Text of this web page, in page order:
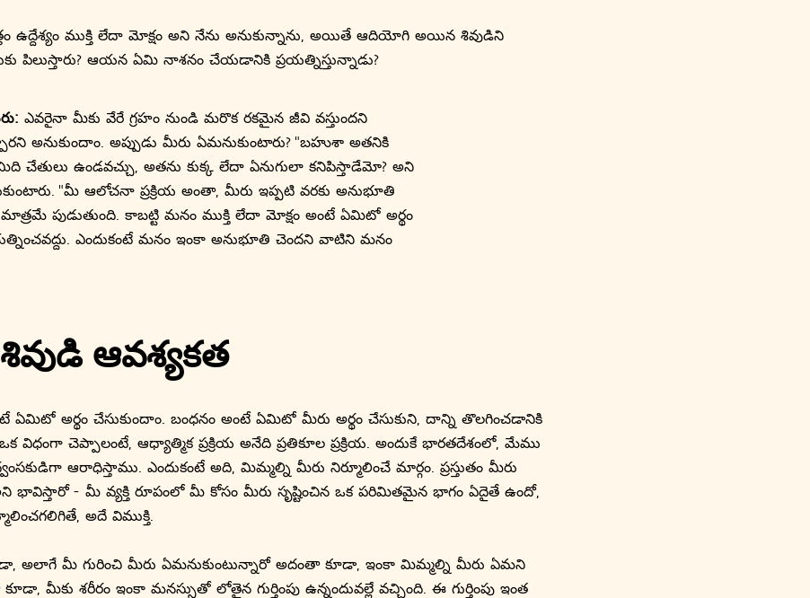
ముక్తి లేదా మోక్షం అని నేను అనుకున్నాను, అయితే ఆదియోగి అయిన శివుడిని
పిలుస్తారు? ఆయన ఏమి నాశనం చేయడానికి ప్రయత్నిస్తున్నాడు?
ఎవరైనా మీకు వేరే గ్రహం నుండి మరొక రకమైన జీవి వస్తుందని
అనుకుందాం. అప్పుడు మీరు ఏమనుకుంటారు? "బహుశా అతనికి
చేతులు ఉండవచ్చు, అతను కుక్క లేదా ఏనుగులా కనిపిస్తాడేమో? అని
"మీ ఆలోచనా ప్రక్రియ అంతా, మీరు ఇప్పటి వరకు అనుభూతి
పుడుతుంది. కాబట్టి మనం ముక్తి లేదా మోక్షం అంటే ఏమిటో అర్థం
ఎందుకంటే మనం ఇంకా అనుభూతి చెందని వాటిని మనం
ఆవశ్యకత
ఏమిటో అర్థం చేసుకుందాం. బంధనం అంటే ఏమిటో మీరు అర్థం చేసుకుని, దాన్ని తొలగించడానికి
ఒక విధంగా చెప్పాలంటే, ఆధ్యాత్మిక ప్రక్రియ అనేది ప్రతికూల ప్రక్రియ. అందుకే భారతదేశంలో, మేము
ఆరాధిస్తాము. ఎందుకంటే అది, మిమ్మల్ని మీరు నిర్మూలించే మార్గం. ప్రస్తుతం మీరు
భావిస్తారో - మీ వ్యక్తి రూపంలో మీ కోసం మీరు సృష్టించిన ఒక పరిమితమైన భాగం ఏదైతే ఉందో,
అదే విముక్తి.
అలాగే మీ గురించి మీరు ఏమనుకుంటున్నారో అదంతా కూడా, ఇంకా మిమ్మల్ని మీరు ఏమని
మీకు శరీరం ఇంకా మనస్సుతో లోతైన గుర్తింపు ఉన్నందువల్లే వచ్చింది. ఈ గుర్తింపు ఇంత